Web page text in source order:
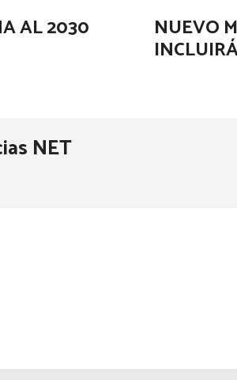
AL 2030 NUEVO
NET